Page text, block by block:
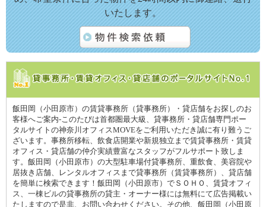
いたします。
飯田岡（小田原市）の賃貸事務所（貸事務所）・貸店舗をお探しのお
客様へご案内-このたびは首都圏最大級、貸事務所・貸店舗専門ポー
タルサイトの神奈川オフィスMOVEをご利用いただき誠に有り難うご
ざいます。事務所移転、飲食店開業や新規独立まで賃貸事務所・賃貸
オフィス・貸店舗の仲介実績豊富なスタッフがフルサポート致しま
す。飯田岡（小田原市）の大型駐車場付貸事務所、重飲食、美容院や
居抜き店舗、レンタルオフィスまで貸事務所（賃貸事務所）、貸店舗
を簡単に検索できます！飯田岡（小田原市）でＳＯＨＯ、賃貸オフィ
ス、一棟ビルの貸事務所の貸主・オーナー様には無料にて広告掲載い
たしますので是非、お問い合わせください。その他、飯田岡（小田原